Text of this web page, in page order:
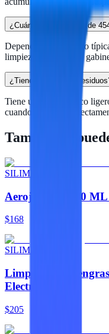
¿Cuánto rinde un bote de
Depende del uso, pero
limpieza completa de
¿Tiene olor fuerte o
Tiene un aroma cítrico
cuando se retira
También te
SILIMEX
Aerojet 360° 660 ML
$168
SILIMEX
Limpiador
Electrónicos
$205